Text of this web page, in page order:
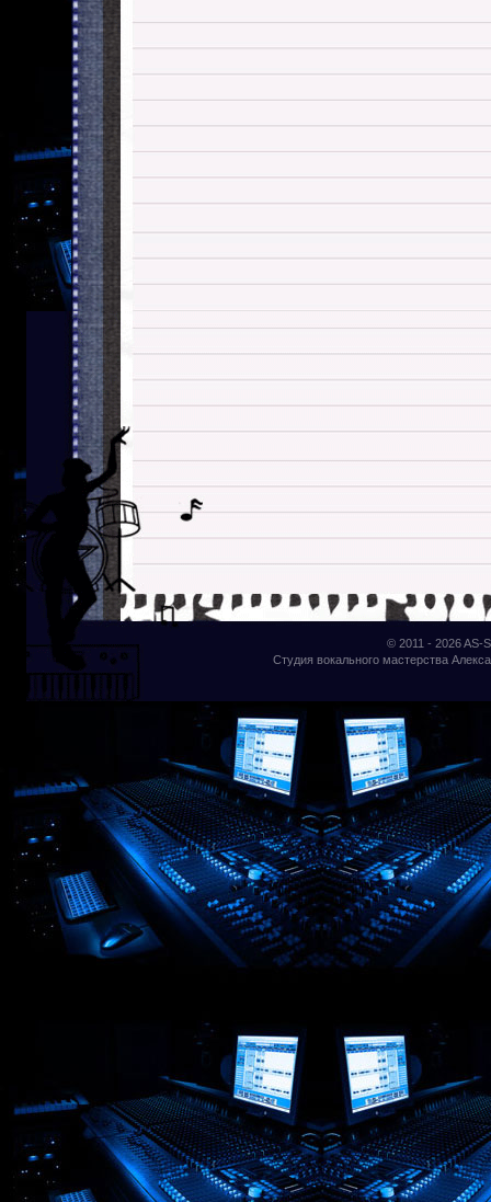
© 2011 - 2026AS-
Студия вокального мастерства